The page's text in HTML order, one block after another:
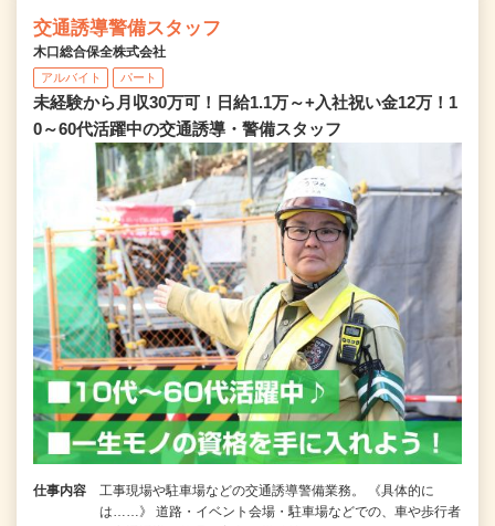
交通誘導警備スタッフ
木口総合保全株式会社
アルバイト パート
未経験から月収30万可！日給1.1万～+入社祝い金12万！1
0～60代活躍中の交通誘導・警備スタッフ
仕事内容
工事現場や駐車場などの交通誘導警備業務。 《具体的に
は……》 道路・イベント会場・駐車場などでの、車や歩行者